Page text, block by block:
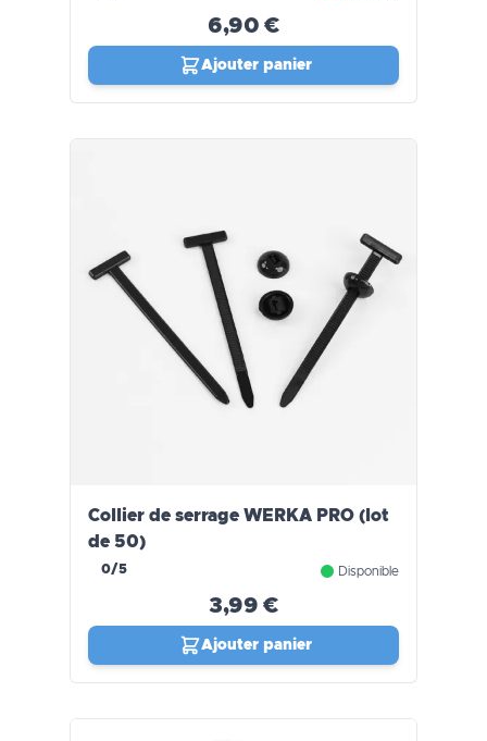
6,90 €
Ajouter panier
Collier de serrage WERKA PRO (lot
de 50)
0/5 Disponible
3,99 €
Ajouter panier